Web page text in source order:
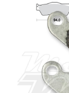
Son année...